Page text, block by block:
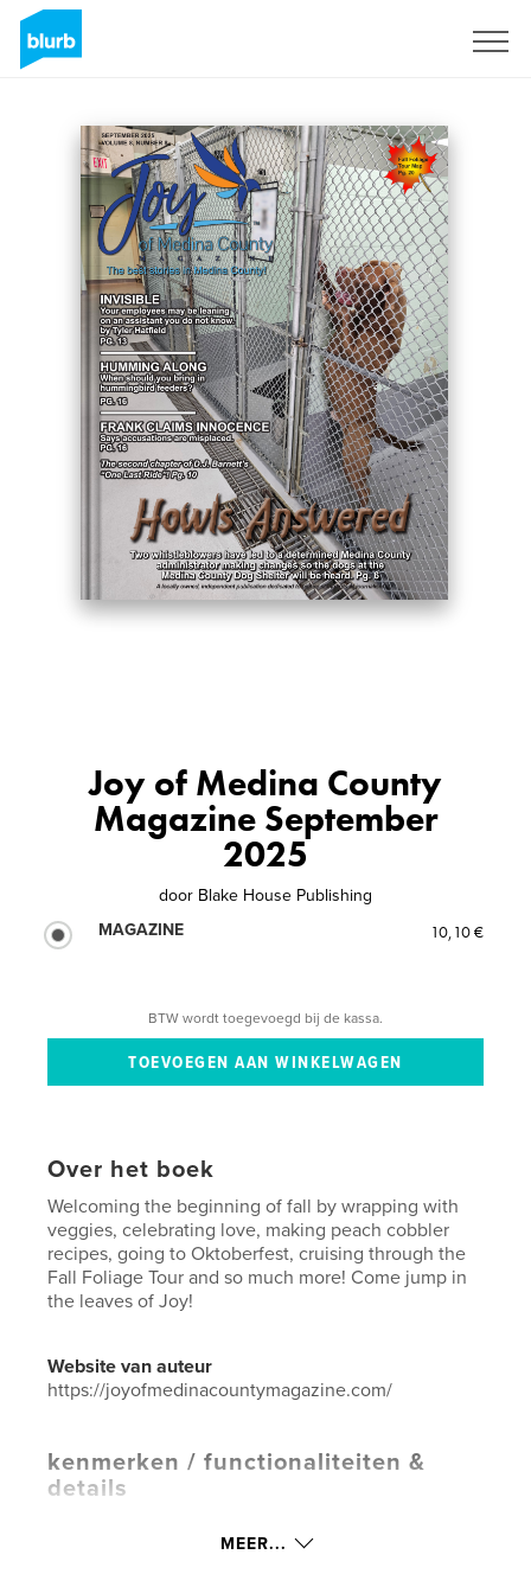
Joy of Medina County
Magazine September
2025
door Blake House Publishing
MAGAZINE
10,10 €
BTW wordt toegevoegd bij de kassa.
Over het boek
Welcoming the beginning of fall by wrapping with
veggies, celebrating love, making peach cobbler
recipes, going to Oktoberfest, cruising through the
Fall Foliage Tour and so much more! Come jump in
the leaves of Joy!
Website van auteur
https://joyofmedinacountymagazine.com/
kenmerken / functionaliteiten &
details
MEER...